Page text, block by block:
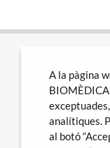
A la pàgina
analítiques.
al botó